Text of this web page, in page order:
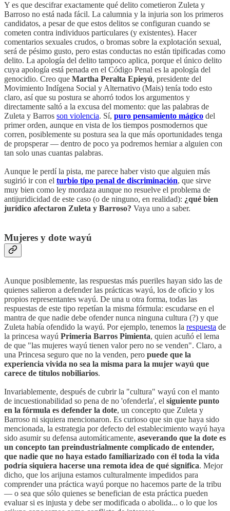
Y es que descifrar exactamente qué delito cometieron Zuleta y
Barroso no está nada fácil. La calumnia y la injuria son los primeros
candidatos, a pesar de que estos delitos se configuran cuando se
cometen contra individuos particulares (y existentes). Hacer
comentarios sexuales crudos, o bromas sobre la explotación sexual,
será de pésimo gusto, pero estas conductas no están tipificadas como
delito. La apología del delito tampoco aplica, porque el único delito
cuya apología está penada en el Código Penal es la apología del
genocidio. Creo que Martha Peralta Epieyú, presidente del
Movimiento Indígena Social y Alternativo (Mais) tenía todo esto
claro, así que su postura se ahorró todos los argumentos y
directamente saltó a la excusa del momento: que las palabras de
Zuleta y Barros son violencia. Sí, puro pensamiento mágico del
primer orden, aunque en vista de los tiempos posmodernos que
corren, posiblemente su postura sea la que más oportunidades tenga
de propsperar — dentro de poco ya podremos herniar a alguien con
tan solo unas cuantas palabras.
Aunque le perdí la pista, me parece haber visto que alguien más
sugirió ir con el turbio tipo penal de discriminación, que sirve
muy bien como ley mordaza aunque no resuelve el problema de
antijuridicidad de este caso (o de ninguno, en realidad): ¿qué bien
jurídico afectaron Zuleta y Barroso? Vaya uno a saber.
Mujeres y dote wayú
Aunque posiblemente, las respuestas más pueriles hayan sido las de
quienes salieron a defender las prácticas wayú, los de oficio y los
propios representantes wayú. De una u otra forma, todas las
respuestas de este tipo repetían la misma fórmula: escudarse en el
mantra de que nadie debe ofender nunca ninguna cultura (?) y que
Zuleta había ofendido la wayú. Por ejemplo, tenemos la respuesta de
la princesa wayú Primeria Barros Pimienta, quien acuñó el lema
de que "las mujeres wayú tienen valor pero no se venden". Claro, a
una Princesa seguro que no la venden, pero puede que la
experiencia vivida no sea la misma para la mujer wayú que
carece de títulos nobiliarios.
Invariablemente, después de cubrir la "cultura" wayú con el manto
de incuestionabilidad so pena de no 'ofenderla', el siguiente punto
en la fórmula es defender la dote, un concepto que Zuleta y
Barroso ni siquiera mencionaron. Es curioso que sin que haya sido
mencionada, la estrategia por defecto del establecimiento wayú haya
sido asumir su defensa automáticamente, aseverando que la dote es
un concepto tan preindustrialmente complicado de entender,
que nadie que no haya estado familiarizado con él toda la vida
podría siquiera hacerse una remota idea de qué significa. Mejor
dicho, que los arijuna estamos culturalmente impedidos para
comprender una práctica wayú porque no hacemos parte de la tribu
— o sea que sólo quienes se benefician de esta práctica pueden
evaluar si es injusta y debe ser modificada o abolida... o lo que los